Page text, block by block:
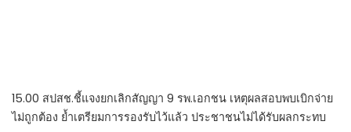
15.00 สปสช.ชี้แจงยกเลิกสัญญา 9 รพ.เอกชน เหตุผลสอบพบเบิกจ่าย
ไม่ถูกต้อง ย้ำเตรียมการรองรับไว้แล้ว ประชาชนไม่ได้รับผลกระทบ